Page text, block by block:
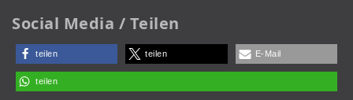
Social Media / Teilen
teilen teilen E-Mail
teilen